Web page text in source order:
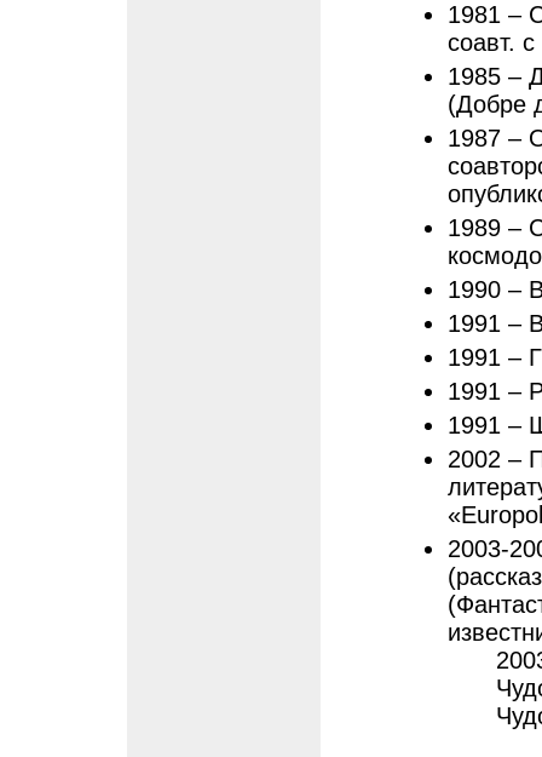
1981 –
соавт.
1985 –
(Добре
1987 –
1989 –
1990 –
1991 –
1991 –
1991 –
1991 –
2002 –
2003-